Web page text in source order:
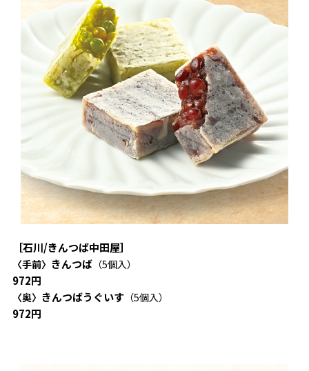
［石川/きんつば中田屋］
〈手前〉 きんつば（5個入）
972円
〈奥〉 きんつばうぐいす（5個入）
972円